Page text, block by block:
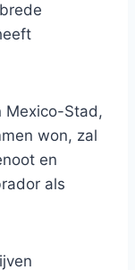
Mexico-Stad,
won, zal
en
als